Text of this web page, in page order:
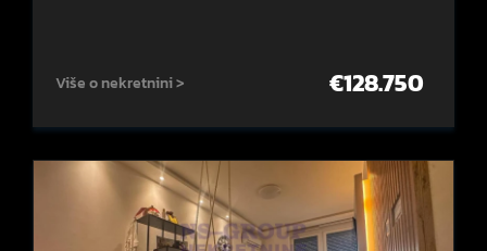
Više o nekretnini > €128.750